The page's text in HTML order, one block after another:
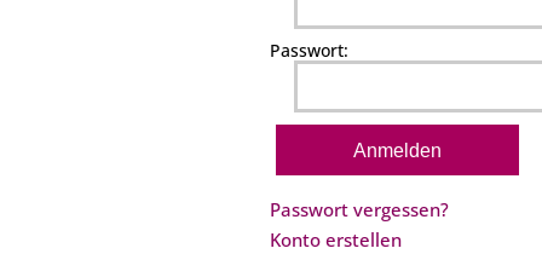
Passwort:
Passwort vergessen?
Konto erstellen